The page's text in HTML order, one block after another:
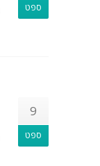
ספט
9
ספט